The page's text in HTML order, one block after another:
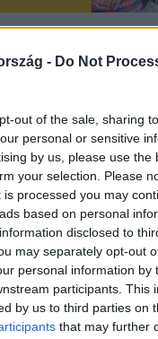
- Do Not
out of the sale, sharing
personal or sensitive
by us, please use the
your selection. Please
processed you may
based on personal
disclosed to
may separately opt-out
personal information by
participants. This
by us to third parties on
that may further
hogy az RTL.hu az
találatokban!